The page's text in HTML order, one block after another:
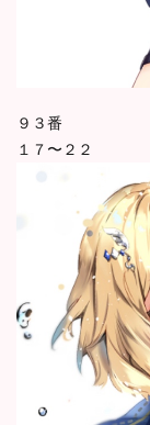
９３番
１７〜２２